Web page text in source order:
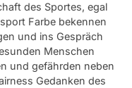
des Sportes, egal
Farbe bekennen
und ins Gespräch
Menschen
und gefährden neben
Gedanken des